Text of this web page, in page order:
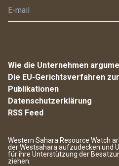
Wie die Unternehmen
Die EU-Gerichtsverfahren
Publikationen
Datenschutzerklärung
RSS Feed
Western Sahara Resource Watch
der Westsahara aufzudecken und
für ihre Unterstützung der
ziehen.